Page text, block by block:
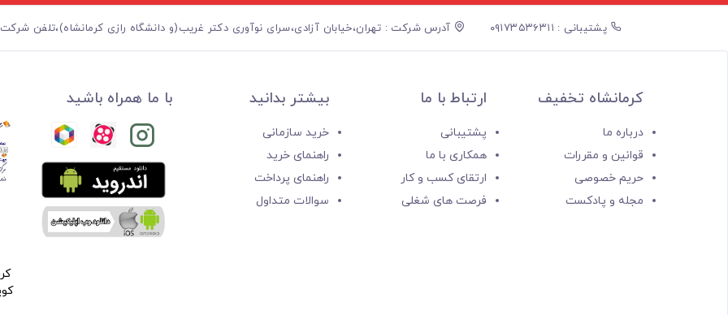
پشتیبانی : ۰۹۱۷۳۵۳۶۳۱۱ آدرس شرکت : تهران،خیابان آزادی،سرای نوآوری دکتر غریب(و دانشگاه رازی کرمانشاه)،تلفن
کرمانشاه تخفیف
درباره ما
قوانین و مقررات
حریم خصوصی
مجله و پادکست
ارتباط با ما
پشتیبانی
همکاری با ما
ارتقای کسب و کار
فرصت های شغلی
بیشتر بدانید
خرید سازمانی
راهنمای خرید
راهنمای پرداخت
سوالات متداول
با ما همراه باشید